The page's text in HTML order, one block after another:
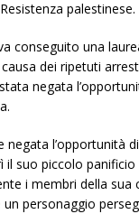
palestinese.
conseguito una
dei ripetuti
negata
negata l’opportunità
il suo piccolo
i membri della sua
personaggio